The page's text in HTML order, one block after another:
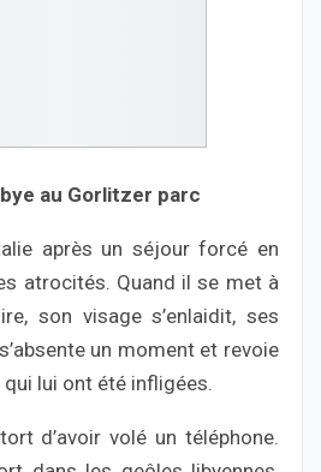
au Gorlitzer parc
après un séjour forcé en
atrocités. Quand il se met à
son visage s’enlaidit, ses
un moment et revoie
lui ont été infligées.
d’avoir volé un téléphone.